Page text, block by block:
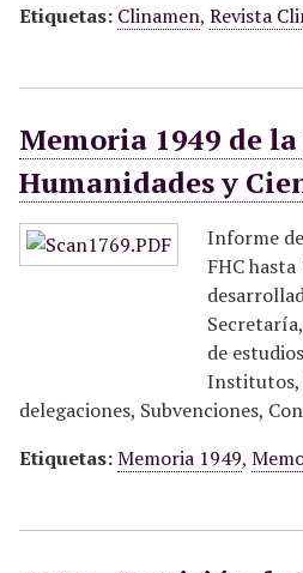
Etiquetas: Clinamen, Revista
Memoria 1949 de
Humanidades y
Informe
FHC
de
Institutos,
delegaciones, Subvenciones,
Etiquetas:Memoria 1949,